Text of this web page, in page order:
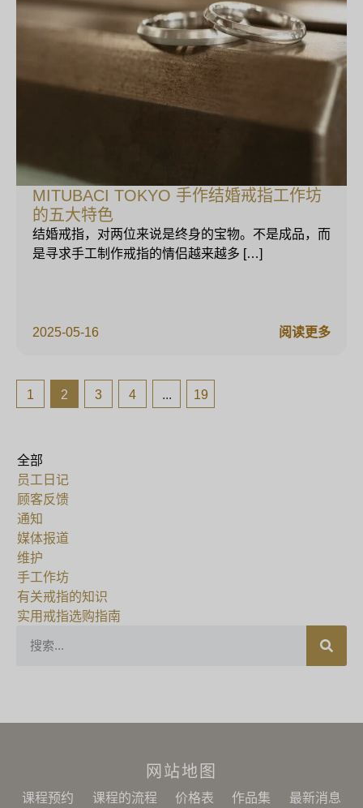
MITUBACI TOKYO 手作结婚戒指工作坊
的五大特色
2025-05-16
结婚戒指，对两位来说是终身的宝物。不是成品，而
是寻求手工制作戒指的情侣越来越多 […]
阅读更多
1 2 3 4 ... 19
员工日记
顾客反馈
通知
媒体报道
维护
手工作坊
有关戒指的知识
实用戒指选购指南
全部
网站地图
课程预约 课程的流程 价格表 作品集 最新消息